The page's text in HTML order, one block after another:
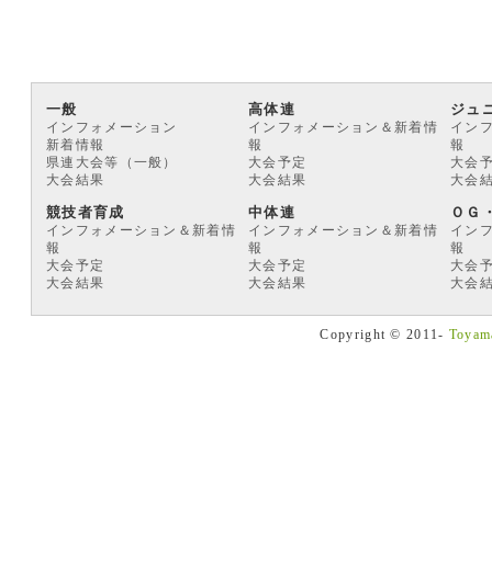
一般
インフォメーション
新着情報
県連大会等（一般）
大会結果
高体連
インフォメーション＆新着情
報
大会予定
大会結果
ジュ
イン
報
大会
大会
競技者育成
インフォメーション＆新着情
報
大会予定
大会結果
中体連
インフォメーション＆新着情
報
大会予定
大会結果
ＯＧ
イン
報
大会
大会
Copyright © 2011-